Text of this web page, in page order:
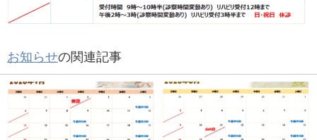
お知らせの関連記事